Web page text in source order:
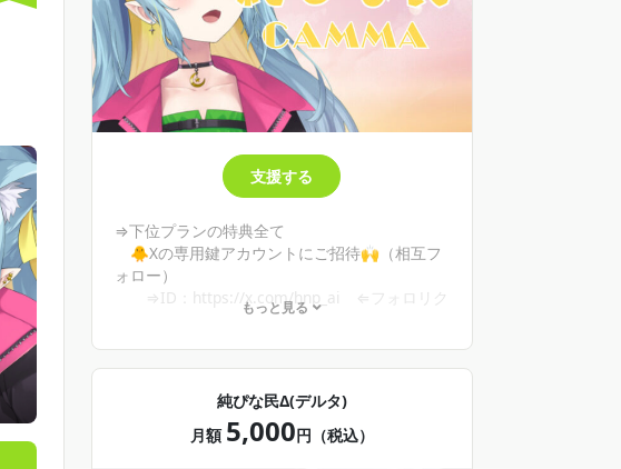
支援する
⇒下位プランの特典全て
🐥Xの専用鍵アカウントにご招待🙌（相互フ
ォロー）
⇒ID：https://x.com/hnp_ai ⇐フォロリク
はガンマプランの方のみ可！
もっと見る
純ぴな民Δ(デルタ)
月額 5,000円（税込）